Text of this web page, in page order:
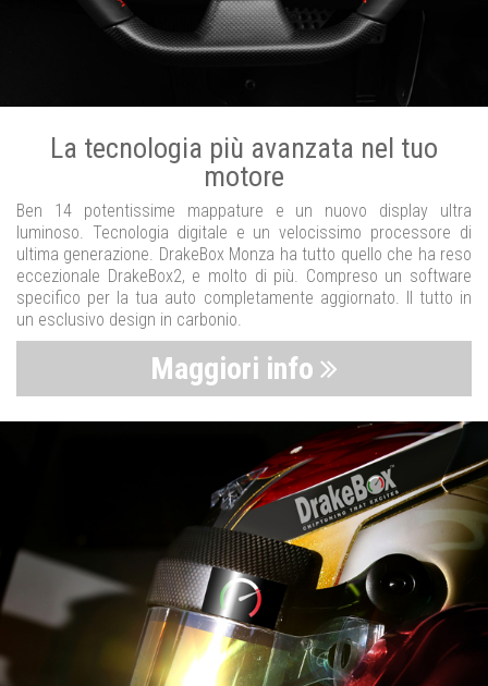
La tecnologia più avanzata nel tuo
motore
Ben 14 potentissime mappature e un nuovo display ultra
luminoso. Tecnologia digitale e un velocissimo processore di
ultima generazione. DrakeBox Monza ha tutto quello che ha reso
eccezionale DrakeBox2, e molto di più. Compreso un software
specifico per la tua auto completamente aggiornato. Il tutto in
un esclusivo design in carbonio.
Maggiori info